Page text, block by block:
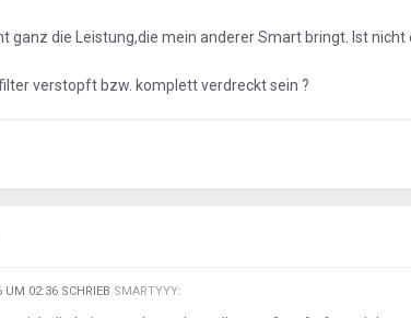
ganz die Leistung,die mein anderer Smart bringt. Ist
verstopft bzw. komplett verdreckt sein ?
UM 02:36 SCHRIEB SMARTYYY: